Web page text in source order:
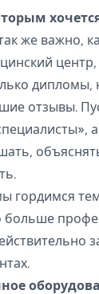
же важно,
центр,
дипломы,
отзывы.
гордимся